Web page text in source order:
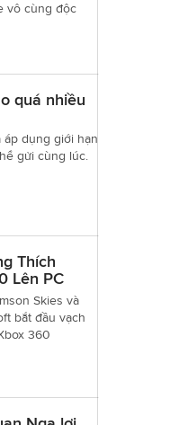
vô cùng độc
quá nhiều
áp dụng giới hạn
gửi cùng lúc.
Thích
Lên PC
Skies và
bắt đầu vạch
360